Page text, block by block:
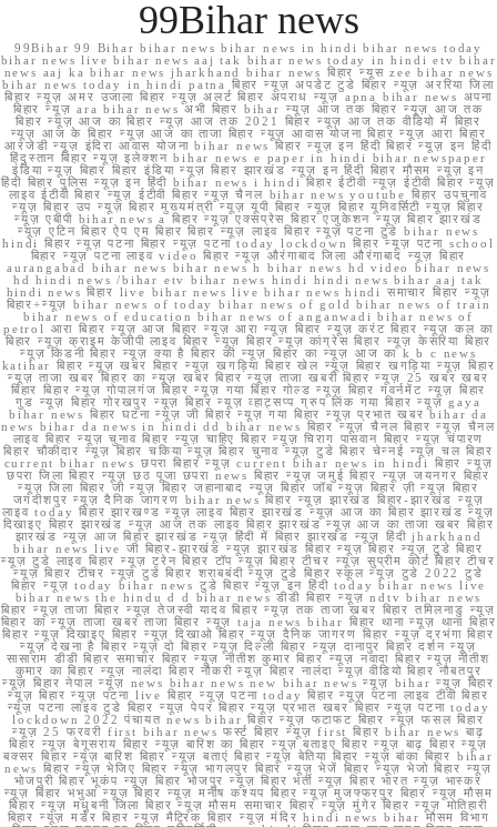
99Bihar news
99Bihar 99 Bihar bihar news bihar news in hindi bihar news today
bihar news live bihar news aaj tak bihar news today in hindi etv bihar
news aaj ka bihar news jharkhand bihar news बिहार न्यूस zee bihar news
bihar news today in hindi patna बिहार न्यूज़ अपडेट टुडे बिहार न्यूज़ अररिया जिला
बिहार न्यूज़ अमर उजाला बिहार न्यूज़ अलर्ट बिहार अपराध न्यूज़ apna bihar news अपना
बिहार न्यूज़ ara bihar news अभी बिहार bihar न्यूज़ आज तक बिहार न्यूज़ आज तक
बिहार न्यूज़ आज का बिहार न्यूज़ आज तक 2021 बिहार न्यूज़ आज तक वीडियो में बिहार
न्यूज़ आज के बिहार न्यूज़ आज का ताजा बिहार न्यूज़ आवास योजना बिहार न्यूज़ आरा बिहार
आरजेडी न्यूज़ इंदिरा आवास योजना bihar news बिहार न्यूज़ इन हिंदी बिहार न्यूज़ इन हिंदी
हिंदुस्तान बिहार न्यूज़ इलेक्शन bihar news e paper in hindi bihar newspaper
इंडिया न्यूज़ बिहार बिहार इंडिया न्यूज़ बिहार झारखंड न्यूज़ इन हिंदी बिहार मौसम न्यूज़ इन
हिंदी बिहार पुलिस न्यूज़ इन हिंदी bihar news i hindi बिहार ईटीवी न्यूज़ ईटीवी बिहार न्यूज़
लाइव ईटीवी बिहार न्यूज़ ईटीवी बिहार न्यूज़ चैनल bihar news youtube बिहार उपचुनाव
न्यूज़ बिहार उप न्यूज़ बिहार मुख्यमंत्री न्यूज़ यूपी बिहार न्यूज़ बिहार यूनिवर्सिटी न्यूज़ बिहार
न्यूज़ एबीपी bihar news a बिहार न्यूज़ एक्सप्रेस बिहार एजुकेशन न्यूज़ बिहार झारखंड
न्यूज़ एटिन बिहार ऐप एम बिहार बिहार न्यूज़ लाइव बिहार न्यूज़ पटना टुडे bihar news
hindi बिहार न्यूज़ पटना बिहार न्यूज़ पटना today lockdown बिहार न्यूज़ पटना school
बिहार न्यूज़ पटना लाइव video बिहार न्यूज़ औरंगाबाद जिला औरंगाबाद न्यूज़ बिहार
aurangabad bihar news bihar news h bihar news hd video bihar news
hd hindi news /bihar etv bihar news hindi hindi news bihar aaj tak
hindi news बिहार live bihar news live bihar news hindi समाचार बिहार न्यूज़
बिहार+न्यूज़ bihar news of today bihar news of gold bihar news of train
bihar news of education bihar news of anganwadi bihar news of
petrol आरा बिहार न्यूज़ आज बिहार न्यूज़ आरा न्यूज़ बिहार न्यूज़ करंट बिहार न्यूज़ कल का
बिहार न्यूज़ क्राइम केजीपी लाइव बिहार न्यूज़ बिहार न्यूज़ कांग्रेस बिहार न्यूज़ केसरिया बिहार
न्यूज़ किडनी बिहार न्यूज़ क्या है बिहार की न्यूज़ बिहार का न्यूज़ आज का k b c news
katihar बिहार न्यूज़ खबर बिहार न्यूज़ खगड़िया बिहार खेल न्यूज़ बिहार खगड़िया न्यूज़ बिहार
न्यूज़ ताजा खबर बिहार का न्यूज़ खबर बिहार न्यूज़ ताजा खबरी बिहार न्यूज़ 25 खबर खबर
बिहार बिहार न्यूज़ गोपालगंज बिहार न्यूज़ गया बिहार गोल्ड न्यूज़ बिहार गवर्नमेंट न्यूज़ बिहार
गुड न्यूज़ बिहार गोरखपुर न्यूज़ बिहार न्यूज़ व्हाट्सप्प ग्रुप लिंक गया बिहार न्यूज़ gaya
bihar news बिहार घटना न्यूज़ जी बिहार न्यूज़ गया बिहार न्यूज़ प्रभात खबर bihar da
news bihar da news in hindi dd bihar news बिहार न्यूज़ चैनल बिहार न्यूज़ चैनल
लाइव बिहार न्यूज़ चुनाव बिहार न्यूज़ चाहिए बिहार न्यूज़ चिराग पासवान बिहार न्यूज़ चंपारण
बिहार चौकीदार न्यूज़ बिहार चकिया न्यूज़ बिहार चुनाव न्यूज़ टुडे बिहार चेन्नई न्यूज़ चल बिहार
current bihar news छपरा बिहार न्यूज़ current bihar news in hindi बिहार न्यूज़
छपरा जिला बिहार न्यूज़ छठ पूजा छपरा news बिहार न्यूज़ जमुई बिहार न्यूज़ जयनगर बिहार
न्यूज़ जिला बिहार जी न्यूज़ बिहार जहानाबाद न्यूज़ बिहार जॉब न्यूज़ बिहार ज़ी न्यूज़ बिहार
जगदीशपुर न्यूज़ दैनिक जागरण bihar news बिहार न्यूज़ झारखंड बिहार-झारखंड न्यूज़
लाइव today बिहार झारखण्ड न्यूज़ लाइव बिहार झारखंड न्यूज़ आज का बिहार झारखंड न्यूज़
दिखाइए बिहार झारखंड न्यूज़ आज तक लाइव बिहार झारखंड न्यूज़ आज का ताजा खबर बिहार
झारखंड न्यूज़ आज बिहार झारखंड न्यूज़ हिंदी में बिहार झारखंड न्यूज़ हिंदी jharkhand
bihar news live जी बिहार-झारखंड न्यूज़ झारखंड बिहार न्यूज़ बिहार न्यूज़ टुडे बिहार
न्यूज़ टुडे लाइव बिहार न्यूज़ ट्रेन बिहार टॉप न्यूज़ बिहार टीचर न्यूज़ सुप्रीम कोर्ट बिहार टीचर
न्यूज़ बिहार टीचर न्यूज़ टुडे बिहार शराबबंदी न्यूज़ टुडे बिहार स्कूल न्यूज़ टुडे 2022 टुडे
बिहार न्यूज़ today bihar news टुडे बिहार न्यूज़ इन हिंदी today bihar news live
bihar news the hindu d d bihar news डीडी बिहार न्यूज़ ndtv bihar news
बिहार न्यूज़ ताजा बिहार न्यूज़ तेजस्वी यादव बिहार न्यूज़ तक ताजा खबर बिहार तमिलनाडु न्यूज़
बिहार का न्यूज़ ताजा खबर ताजा बिहार न्यूज़ taja news bihar बिहार थाना न्यूज़ थाना बिहार
बिहार न्यूज़ दिखाइए बिहार न्यूज़ दिखाओ बिहार न्यूज़ दैनिक जागरण बिहार न्यूज़ दरभंगा बिहार
न्यूज़ देखना है बिहार न्यूज़ दो बिहार न्यूज़ दिल्ली बिहार न्यूज़ दानापुर बिहार दर्शन न्यूज़
सासाराम डीडी बिहार समाचार बिहार न्यूज़ नीतीश कुमार बिहार न्यूज़ नवादा बिहार न्यूज़ नीतीश
कुमार का बिहार न्यूज़ नालंदा बिहार नौकरी न्यूज़ बिहार नालंदा न्यूज़ वीडियो बिहार नौबतपुर
न्यूज़ बिहार नेपाल न्यूज़ news bihar news new bihar news न्यूज़ bihar न्यूज़ बिहार
न्यूज़ बिहार न्यूज़ पटना live बिहार न्यूज़ पटना today बिहार न्यूज़ पटना लाइव टीवी बिहार
न्यूज़ पटना लाइव टुडे बिहार न्यूज़ पेपर बिहार न्यूज़ प्रभात खबर बिहार न्यूज़ पटना today
lockdown 2022 पंचायत news bihar बिहार न्यूज़ फटाफट बिहार न्यूज़ फसल बिहार
न्यूज़ 25 फरवरी first bihar news फर्स्ट बिहार न्यूज़ first बिहार bihar news बाढ़
बिहार न्यूज़ बेगूसराय बिहार न्यूज़ बारिश का बिहार न्यूज़ बताइए बिहार न्यूज़ बाढ़ बिहार न्यूज़
बक्सर बिहार न्यूज़ बारिश बिहार न्यूज़ बताएं बिहार न्यूज़ बेतिया बिहार न्यूज़ बांका बिहार bihar
news बिहार न्यूज़ भेजिए बिहार न्यूज़ भागलपुर बिहार न्यूज़ भेजें बिहार न्यूज़ भेजो बिहार न्यूज़
भोजपुरी बिहार भूकंप न्यूज़ बिहार भोजपुर न्यूज़ बिहार भर्ती न्यूज़ बिहार भारत न्यूज़ भास्कर
न्यूज़ बिहार भभुआ न्यूज़ बिहार न्यूज़ मनीष कश्यप बिहार न्यूज़ मुजफ्फरपुर बिहार न्यूज़ मौसम
बिहार न्यूज़ मधुबनी जिला बिहार न्यूज़ मौसम समाचार बिहार न्यूज़ मुंगेर बिहार न्यूज़ मोतिहारी
बिहार न्यूज़ मर्डर बिहार न्यूज़ मैट्रिक बिहार न्यूज़ मंदिर hindi news bihar मौसम विभाग